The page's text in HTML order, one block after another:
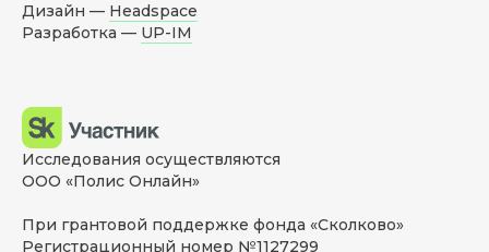
Дизайн — Headspace
Разработка — UP-IM
Исследования осуществляются
ООО «Полис Онлайн»
При грантовой поддержке фонда «Сколково»
Регистрационный номер №1127299